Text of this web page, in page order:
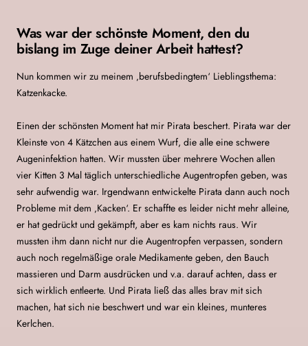
Was war der schönste Moment, den du
bislang im Zuge deiner Arbeit hattest?
Nun kommen wir zu meinem ‚berufsbedingtem‘ Lieblingsthema:
Katzenkacke.
Einen der schönsten Moment hat mir Pirata beschert. Pirata war der
Kleinste von 4 Kätzchen aus einem Wurf, die alle eine schwere
Augeninfektion hatten. Wir mussten über mehrere Wochen allen
vier Kitten 3 Mal täglich unterschiedliche Augentropfen geben, was
sehr aufwendig war. Irgendwann entwickelte Pirata dann auch noch
Probleme mit dem ‚Kacken‘. Er schaffte es leider nicht mehr alleine,
er hat gedrückt und gekämpft, aber es kam nichts raus. Wir
mussten ihm dann nicht nur die Augentropfen verpassen, sondern
auch noch regelmäßige orale Medikamente geben, den Bauch
massieren und Darm ausdrücken und v.a. darauf achten, dass er
sich wirklich entleerte. Und Pirata ließ das alles brav mit sich
machen, hat sich nie beschwert und war ein kleines, munteres
Kerlchen.